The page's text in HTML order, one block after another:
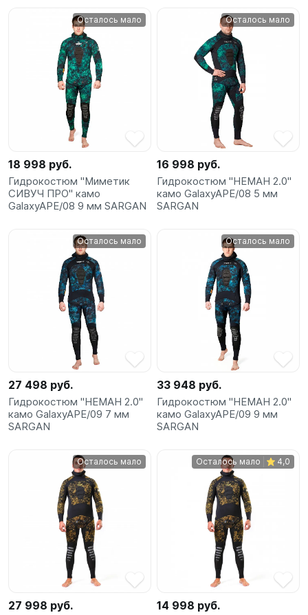
Осталось мало
18 998 руб.
Гидрокостюм "Миметик
СИВУЧ ПРО" камо
GalaxyAPE/08 9 мм SARGAN
Осталось мало
16 998 руб.
Гидрокостюм "НЕМАН 2.0"
камо GalaxyAPE/08 5 мм
SARGAN
Осталось мало
27 498 руб.
Гидрокостюм "НЕМАН 2.0"
камо GalaxyAPE/09 7 мм
SARGAN
Осталось мало
33 948 руб.
Гидрокостюм "НЕМАН 2.0"
камо GalaxyAPE/09 9 мм
SARGAN
Осталось мало
27 998 руб.
Осталось мало 4,0
14 998 руб.